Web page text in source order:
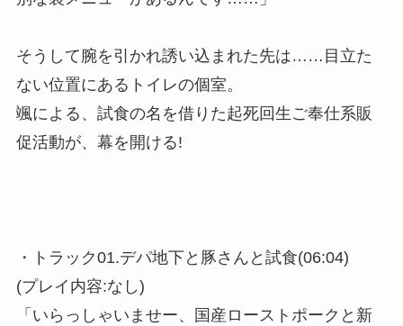
そうして腕を引かれ誘い込まれた先は……目立た
ない位置にあるトイレの個室。
颯による、試食の名を借りた起死回生ご奉仕系販
促活動が、幕を開ける!
・トラック01.デパ地下と豚さんと試食(06:04)
(プレイ内容:なし)
「いらっしゃいませー、国産ローストポークと新